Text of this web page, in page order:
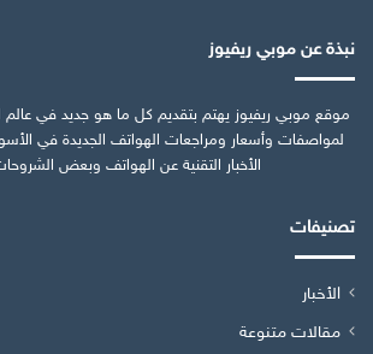
نبذة عن موبي ريفيوز
موقع موبي ريفيوز يهتم بتقديم كل ما هو جديد في
لمواصفات وأسعار ومراجعات الهواتف الجديدة في
الأخبار التقنية عن الهواتف وبعض
تصنيفات
الأخبار
مقالات متنوعة